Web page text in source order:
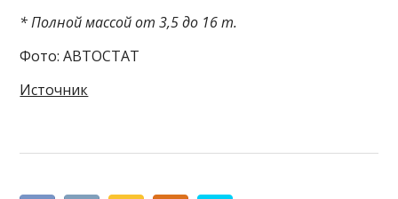
* Полной массой от 3,5 до 16 т.
Фото: АВТОСТАТ
Источник